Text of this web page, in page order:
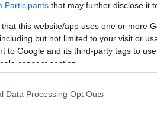
Participants that may further disclose it
that this website/app uses one or more
but not limited to your visit or
to Google and its third-party tags to
consent section.
Data Processing Opt Outs